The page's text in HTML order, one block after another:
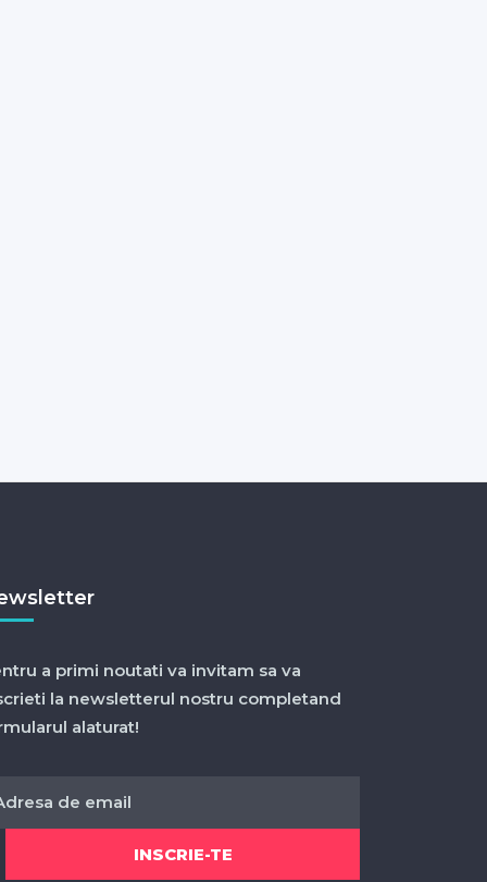
a primi noutati va invitam sa va
la newsletterul nostru completand
alaturat!